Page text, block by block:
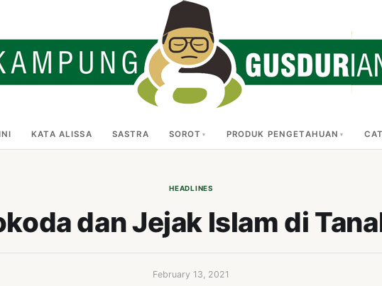
KATA ALISSA SASTRA SOROT PRODUK PENGETAHUAN
HEADLINES
dan Jejak Islam di
February 13, 2021